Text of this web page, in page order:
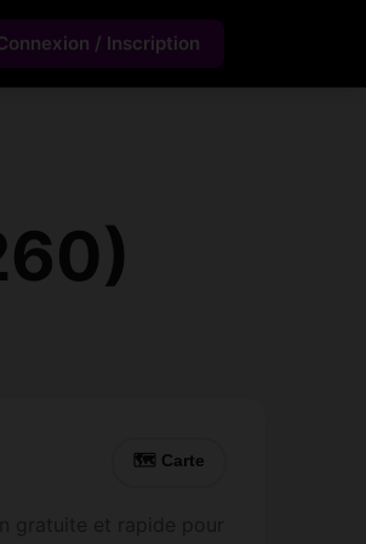
/ Inscription
🗺 Carte